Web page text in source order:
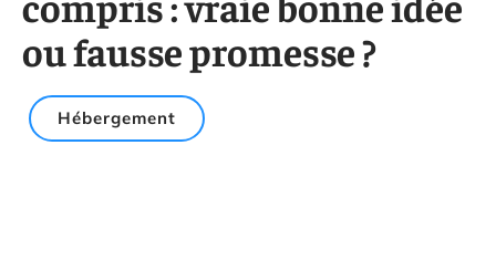
ou fausse promesse ?
Hébergement